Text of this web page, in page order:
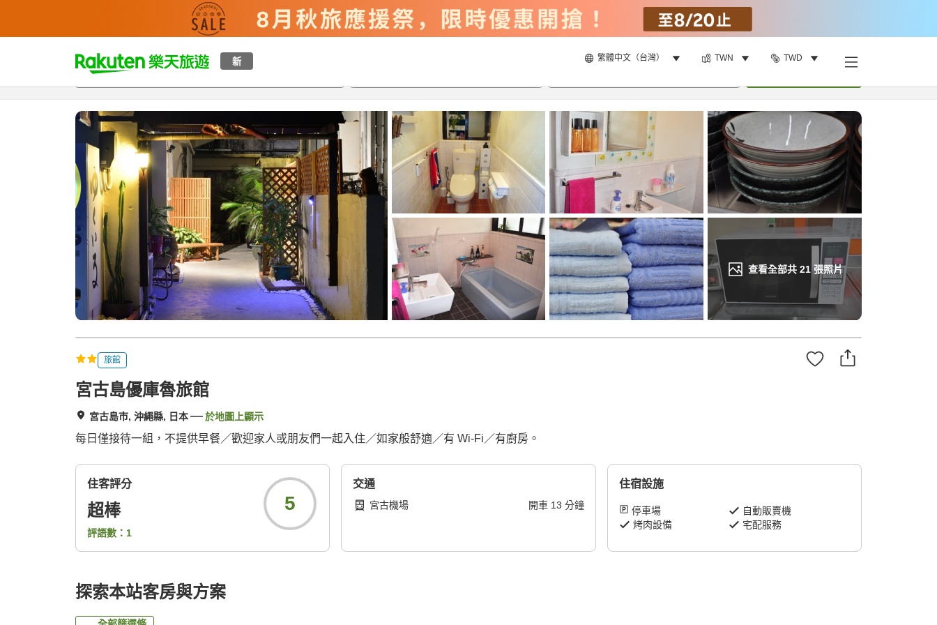
新 繁體中文（台灣） TWN TWD
t
p
a
e
s
e
a
c
h
查看全部共 21張照片
總覽客房與方案評語設施
旅館
宮古島優庫魯旅館
宮古島市, 沖繩縣, 日本 於地圖上顯示
每日僅接待一組，不提供早餐／歡迎家人或朋友們一起入住／如家般舒適／有 Wi-Fi／有廚房。
住客評分
超棒
評語數： 1
5
交通
宮古機場 開車 13 分鐘
住宿設施
停車場
自動販賣機
烤肉設備
宅配服務
探索本站客房與方案